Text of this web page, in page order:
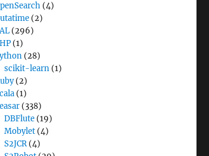
(4)
(2)
(296)
(1)
(28)
scikit-learn (1)
(2)
(1)
(338)
DBFlute (19)
Mobylet (4)
S2JCR(4)